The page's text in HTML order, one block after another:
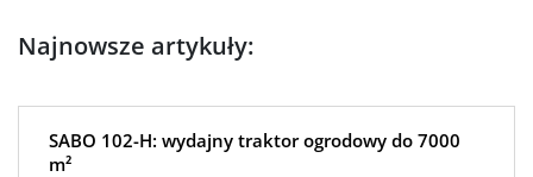
Najnowsze artykuły:
SABO 102-H: wydajny traktor ogrodowy do 7000
m²